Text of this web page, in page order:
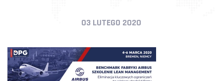
03 LUTEGO 2020